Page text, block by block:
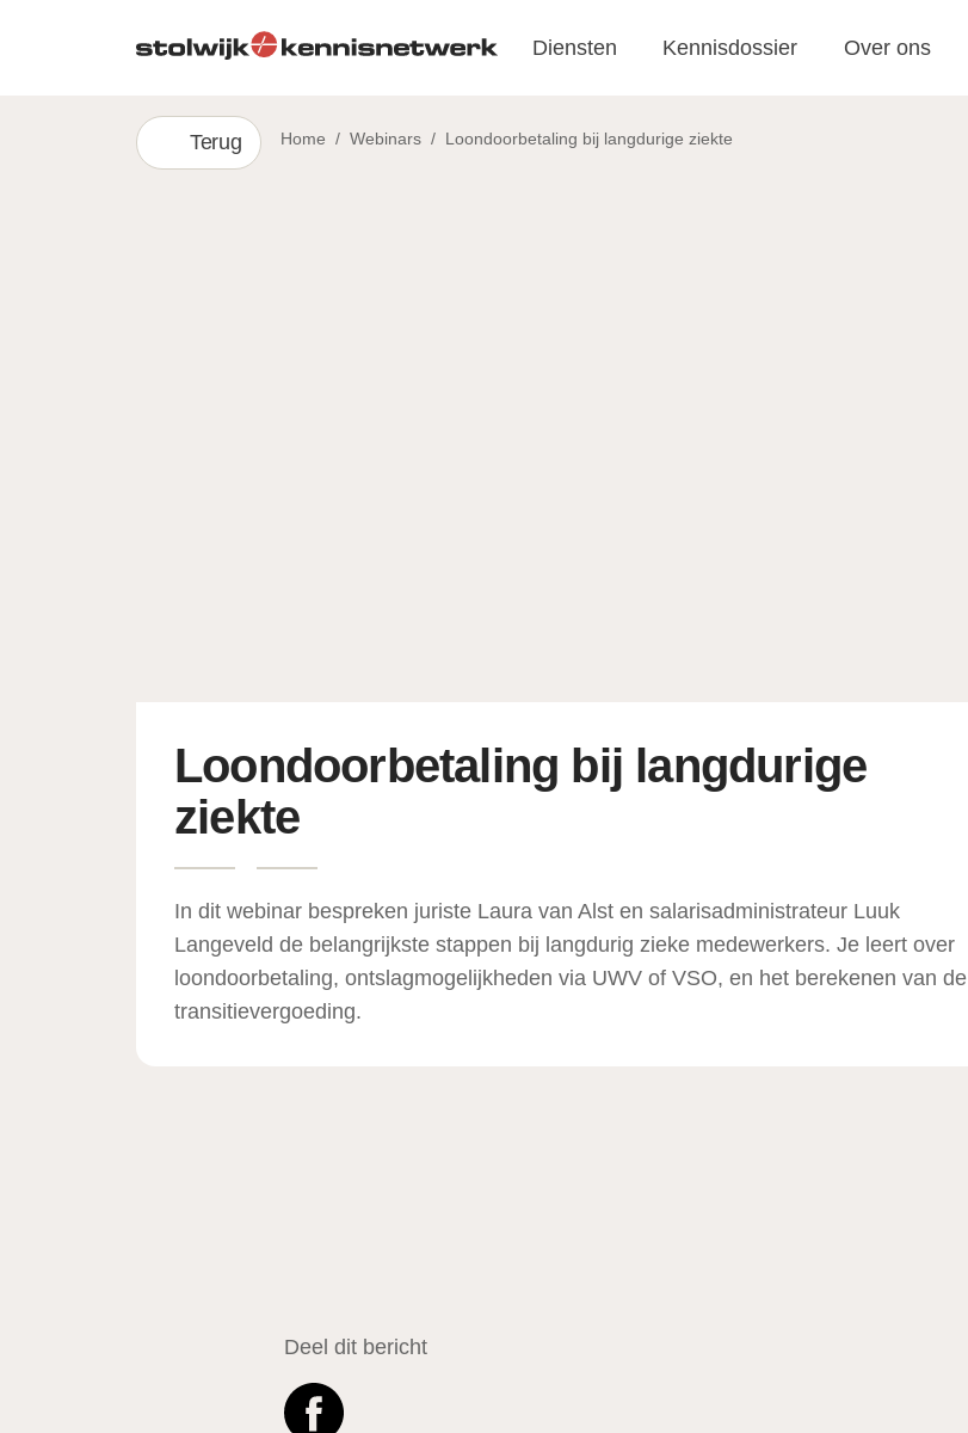
Diensten
Kennisdossier Over ons
Terug Home /Webinars / Loondoorbetaling bij langdurige ziekte
Loondoorbetaling bij langdurige
ziekte
In dit webinar bespreken juriste Laura van Alst en salarisadministrateur Luuk
Langeveld de belangrijkste stappen bij langdurig zieke medewerkers. Je leert over
loondoorbetaling, ontslagmogelijkheden via UWV of VSO, en het berekenen van de
transitievergoeding.
Deel dit bericht